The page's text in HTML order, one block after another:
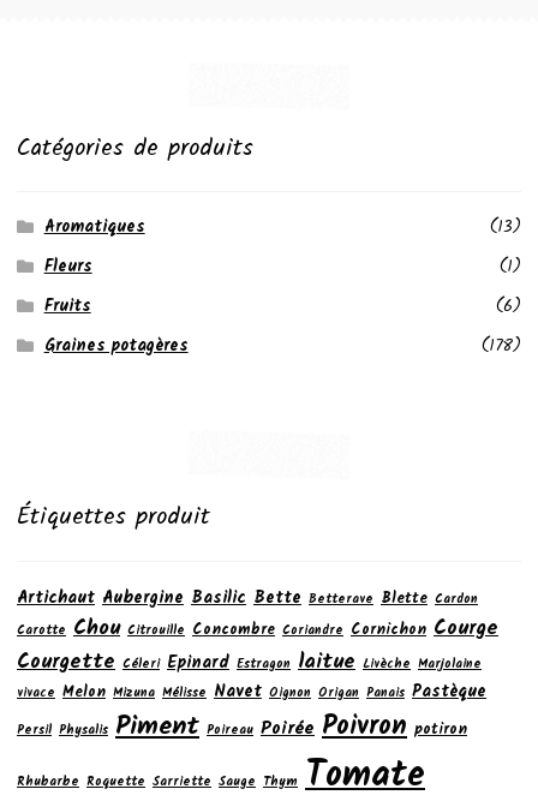
Catégories de produits
Aromatiques
(13)
Fleurs
(1)
Fruits
(6)
Graines potagères
(178)
Étiquettes produit
Artichaut Aubergine Basilic Bette Betterave Blette Cardon
Carotte Chou Citrouille Concombre Coriandre Cornichon Courge
Courgette Céleri Epinard Estragon laitue Livèche Marjolaine
vivace Melon Mizuna Mélisse Navet Oignon Origan Panais Pastèque
Persil Physalis Piment Poireau Poirée Poivron potiron
Rhubarbe Roquette Sarriette Sauge Thym Tomate